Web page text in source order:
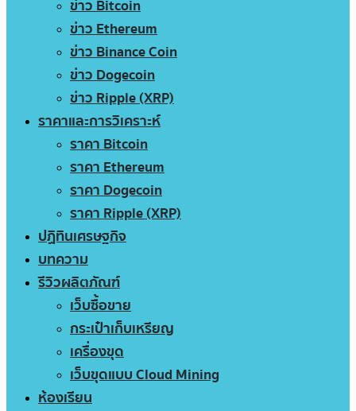
ข่าว Bitcoin
ข่าว Ethereum
ข่าว Binance Coin
ข่าว Dogecoin
ข่าว Ripple (XRP)
ราคาและการวิเคราะห์
ราคา Bitcoin
ราคา Ethereum
ราคา Dogecoin
ราคา Ripple (XRP)
ปฏิทินเศรษฐกิจ
บทความ
รีวิวผลิตภัณฑ์
เว็บซื้อขาย
กระเป๋าเก็บเหรียญ
เครื่องขุด
เว็บขุดแบบ Cloud Mining
ห้องเรียน